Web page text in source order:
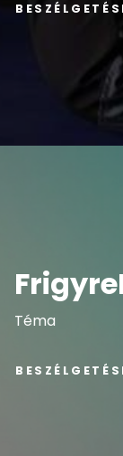
Téma